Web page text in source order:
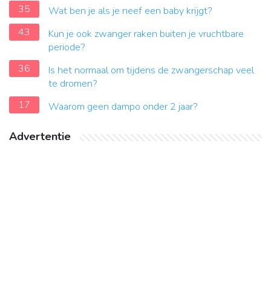
35
Wat ben je als je neef een baby krijgt?
43
Kun je ook zwanger raken buiten je vruchtbare
periode?
36
Is het normaal om tijdens de zwangerschap veel
te dromen?
17
Waarom geen dampo onder 2 jaar?
Advertentie